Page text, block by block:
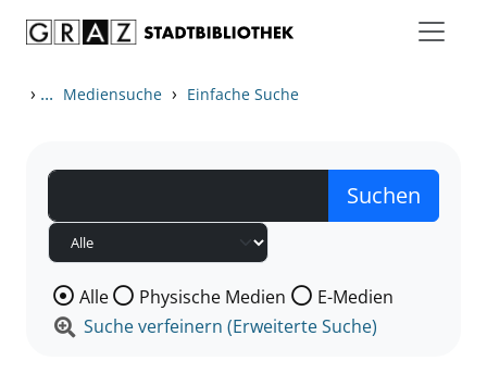
› ... Mediensuche › Einfache Suche
Wählen Sie die Medienart nach der Sie suchen wollen.
Alle Physische Medien
E-Medien
Suche verfeinern (Erweiterte Suche)